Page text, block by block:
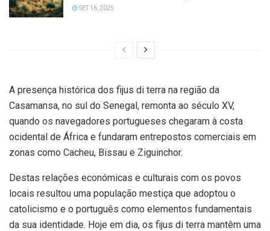
SET 16, 2025
A presença histórica dos fijus di terra na região da
Casamansa, no sul do Senegal, remonta ao século XV,
quando os navegadores portugueses chegaram à costa
ocidental de África e fundaram entrepostos comerciais em
zonas como Cacheu, Bissau e Ziguinchor.
Destas relações económicas e culturais com os povos
locais resultou uma população mestiça que adoptou o
catolicismo e o português como elementos fundamentais
da sua identidade. Hoje em dia, os fijus di terra mantêm uma